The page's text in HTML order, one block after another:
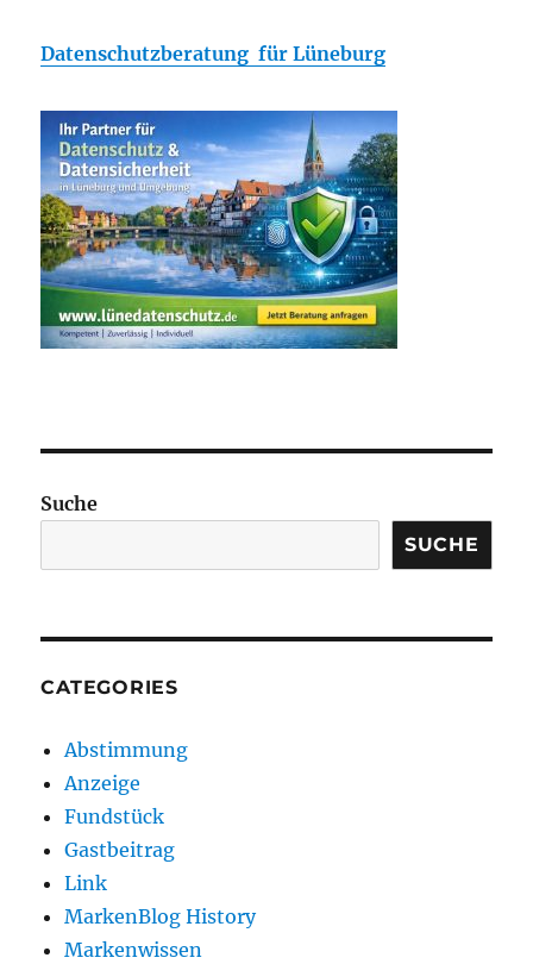
Datenschutzberatung für Lüneburg
Suche
SUCHE
CATEGORIES
Abstimmung
Anzeige
Fundstück
Gastbeitrag
Link
MarkenBlog History
Markenwissen